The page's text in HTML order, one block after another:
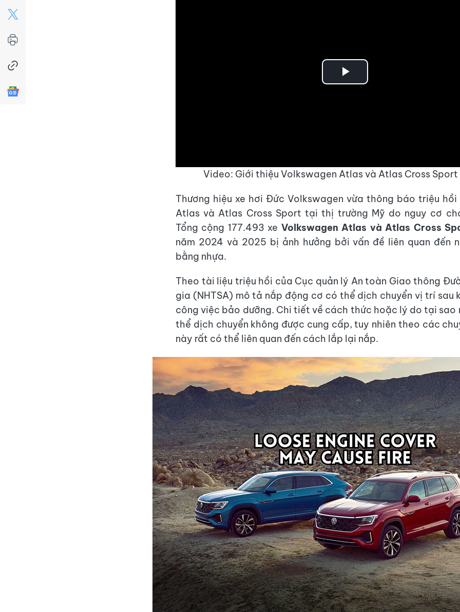
Play
Video: Giới thiệu Volkswagen Atlas và Atlas Cross
Thương hiệu xe hơi Đức Volkswagen vừa thông báo triệu hồi
Atlas và Atlas Cross Sport tại thị trường Mỹ do nguy cơ
Tổng cộng 177.493 xe Volkswagen Atlas và Atlas Cross
năm 2024 và 2025 bị ảnh hưởng bởi vấn đề liên quan đến
bằng nhựa.
Theo tài liệu triệu hồi của Cục quản lý An toàn Giao thông
gia (NHTSA) mô tả nắp động cơ có thể dịch chuyển vị trí sau
công việc bảo dưỡng. Chi tiết về cách thức hoặc lý do tại sao
thể dịch chuyển không được cung cấp, tuy nhiên theo các
này rất có thể liên quan đến cách lắp lại nắp.